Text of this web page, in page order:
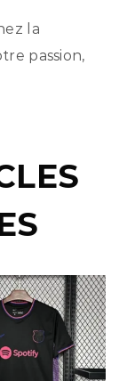
la
passion,